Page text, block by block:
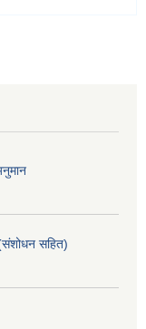
सहित)